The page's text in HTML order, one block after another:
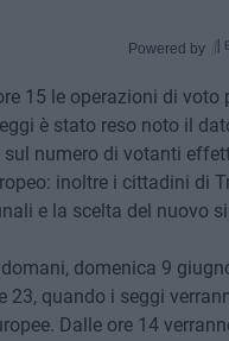
Powered by
15 le operazioni di voto
è stato reso noto il
numero di votanti
inoltre i cittadini di
e la scelta del nuovo
domenica 9
23, quando i seggi
Dalle ore 14